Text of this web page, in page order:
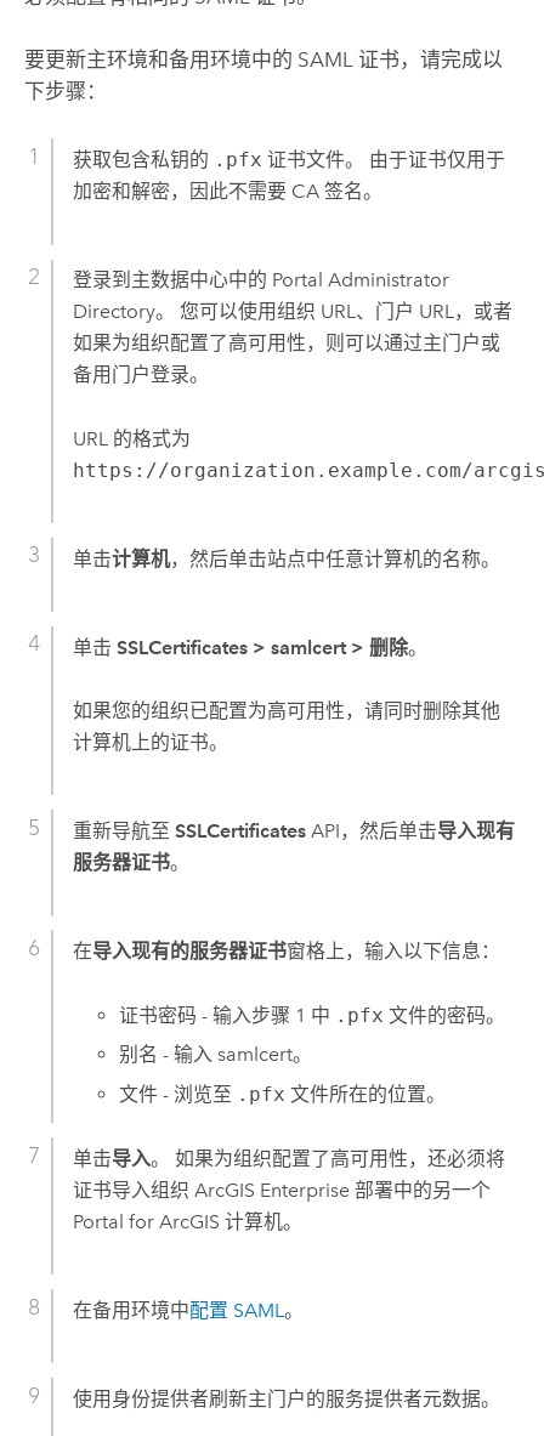
要更新主环境和备用环境中的 SAML 证书，请完成以
下步骤：
获取包含私钥的 .pfx 证书文件。 由于证书仅用于
加密和解密，因此不需要 CA 签名。
登录到主数据中心中的 Portal Administrator
Directory。 您可以使用组织 URL、门户 URL，或者
如果为组织配置了高可用性，则可以通过主门户或
备用门户登录。
URL 的格式为
https://organization.example.com/
单击计算机，然后单击站点中任意计算机的名称。
单击 SSLCertificates > samlcert > 删除。
如果您的组织已配置为高可用性，请同时删除其他
计算机上的证书。
重新导航至 SSLCertificatesAPI，然后单击导入现有
服务器证书。
在导入现有的服务器证书窗格上，输入以下信息：
证书密码 - 输入步骤 1 中 .pfx 文件的密码。
别名 - 输入 samlcert。
文件 - 浏览至 .pfx 文件所在的位置。
单击导入。 如果为组织配置了高可用性，还必须将
证书导入组织 ArcGIS Enterprise 部署中的另一个
Portal for ArcGIS 计算机。
在备用环境中配置 SAML。
使用身份提供者刷新主门户的服务提供者元数据。